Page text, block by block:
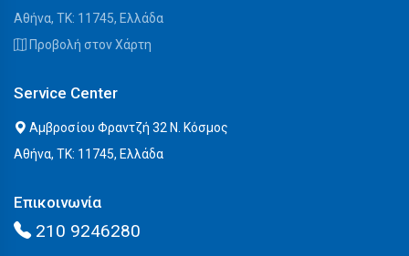
Αθήνα, ΤΚ: 11745, Ελλάδα
Προβολή στον Χάρτη
Service Center
Αμβροσίου Φραντζή 32 Ν. Κόσμος
Αθήνα, ΤΚ: 11745, Ελλάδα
Επικοινωνία
210 9246280